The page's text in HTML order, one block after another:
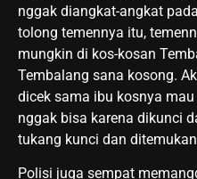
nggak diangkat-angkat
tolong temennya itu,
mungkin di kos-kosan
Tembalang sana kosong.
dicek sama ibu kosnya
nggak bisa karena dikunci
tukang kunci dan
Polisi juga sempat